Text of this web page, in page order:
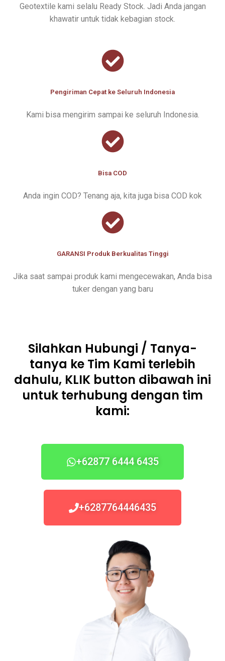
Geotextile kami selalu Ready Stock. Jadi Anda jangan
khawatir untuk tidak kebagian stock.
Pengiriman Cepat ke Seluruh Indonesia
Kami bisa mengirim sampai ke seluruh Indonesia.
Bisa COD
Anda ingin COD? Tenang aja, kita juga bisa COD kok
GARANSI Produk Berkualitas Tinggi
Jika saat sampai produk kami mengecewakan, Anda bisa
tuker dengan yang baru
Silahkan Hubungi / Tanya-
tanya ke Tim Kami terlebih
dahulu, KLIK button dibawah ini
untuk terhubung dengan tim
kami:
+62877 6444 6435
+6287764446435